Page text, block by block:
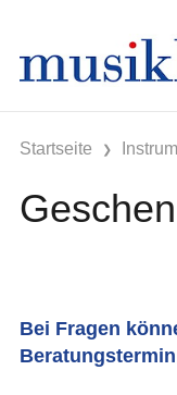
Startseite
Bei Fragen